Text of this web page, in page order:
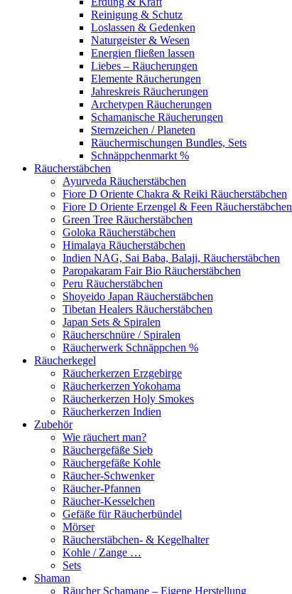
Reinigung & Schutz
Loslassen & Gedenken
Naturgeister & Wesen
Energien fließen lassen
Liebes – Räucherungen
Elemente Räucherungen
Jahreskreis Räucherungen
Archetypen Räucherungen
Schamanische Räucherungen
Sternzeichen / Planeten
Räuchermischungen Bundles, Sets
Schnäppchenmarkt %
Räucherstäbchen
Ayurveda Räucherstäbchen
Fiore D Oriente Chakra & Reiki Räucherstäbchen
Fiore D Oriente Erzengel & Feen Räucherstäbchen
Green Tree Räucherstäbchen
Goloka Räucherstäbchen
Himalaya Räucherstäbchen
Indien NAG, Sai Baba, Balaji, Räucherstäbchen
Paropakaram Fair Bio Räucherstäbchen
Peru Räucherstäbchen
Shoyeido Japan Räucherstäbchen
Tibetan Healers Räucherstäbchen
Japan Sets & Spiralen
Räucherschnüre / Spiralen
Räucherwerk Schnäppchen %
Räucherkegel
Räucherkerzen Erzgebirge
Räucherkerzen Yokohama
Räucherkerzen Holy Smokes
Räucherkerzen Indien
Zubehör
Wie räuchert man?
Räuchergefäße Sieb
Räuchergefäße Kohle
Räucher-Schwenker
Räucher-Pfannen
Räucher-Kesselchen
Gefäße für Räucherbündel
Mörser
Räucherstäbchen- & Kegelhalter
Kohle / Zange …
Sets
Shaman
Räucher Schamane – Eigene Herstellung